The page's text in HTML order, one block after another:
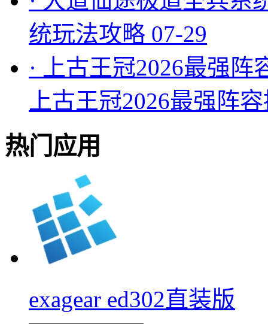
统玩法攻略 07-29
·
上古王冠2026最强
上古王冠2026最强阵
热门应用
exagear ed302直装版